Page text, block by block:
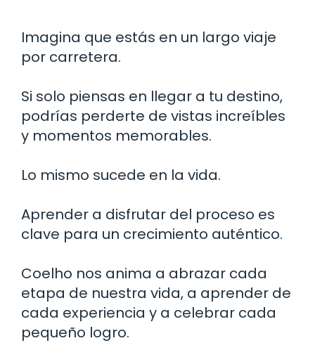
Imagina que estás en un largo viaje
por carretera.
Si solo piensas en llegar a tu destino,
podrías perderte de vistas increíbles
y momentos memorables.
Lo mismo sucede en la vida.
Aprender a disfrutar del proceso es
clave para un crecimiento auténtico.
Coelho nos anima a abrazar cada
etapa de nuestra vida, a aprender de
cada experiencia y a celebrar cada
pequeño logro.